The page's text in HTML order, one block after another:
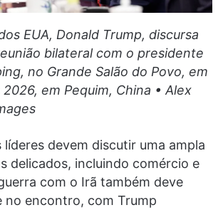
EUA, Donald Trump, discursa
bilateral com o presidente
no Grande Salão do Povo, em
em Pequim, China • Alex
líderes devem discutir uma ampla
delicados, incluindo comércio e
com o Irã também deve
no encontro, com Trump